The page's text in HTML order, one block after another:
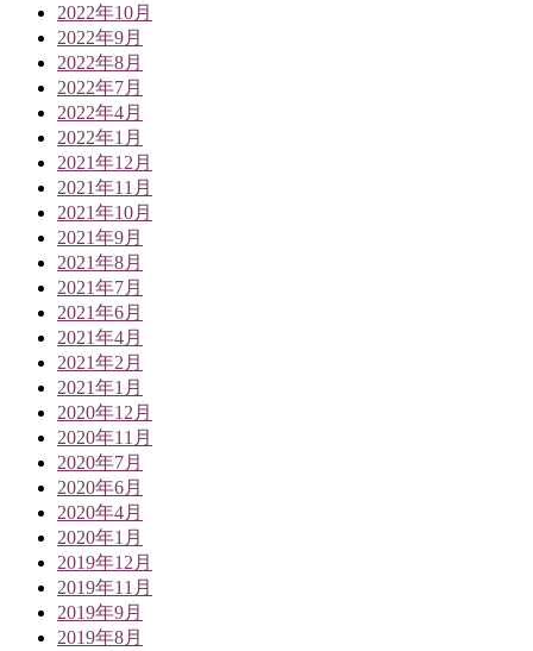
2022年10月
2022年9月
2022年8月
2022年7月
2022年4月
2022年1月
2021年12月
2021年11月
2021年10月
2021年9月
2021年8月
2021年7月
2021年6月
2021年4月
2021年2月
2021年1月
2020年12月
2020年11月
2020年7月
2020年6月
2020年4月
2020年1月
2019年12月
2019年11月
2019年9月
2019年8月